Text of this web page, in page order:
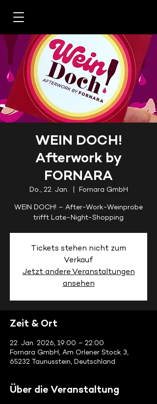
WEIN DOCH!
Afterwork by
FORNARA
Do., 22. Jan. Fornara GmbH
WEIN DOCH! – After-Work-Weinprobe
trifft Late-Night-Shopping
Tickets stehen nicht zum
Verkauf
Jetzt andere Veranstaltungen
ansehen
Zeit & Ort
22. Jan. 2026, 19:00 – 22:00
Fornara GmbH, Am Orlener Stock 3,
65232 Taunusstein, Deutschland
Über die Veranstaltung